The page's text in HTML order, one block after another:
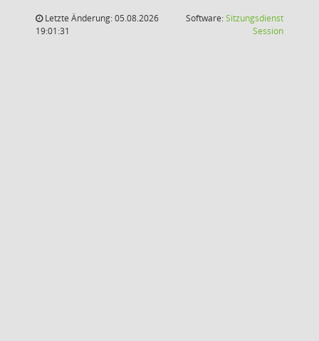
Letzte Änderung: 05.08.2026
19:01:31
Software:Sitzungsdienst
Session(Wird in